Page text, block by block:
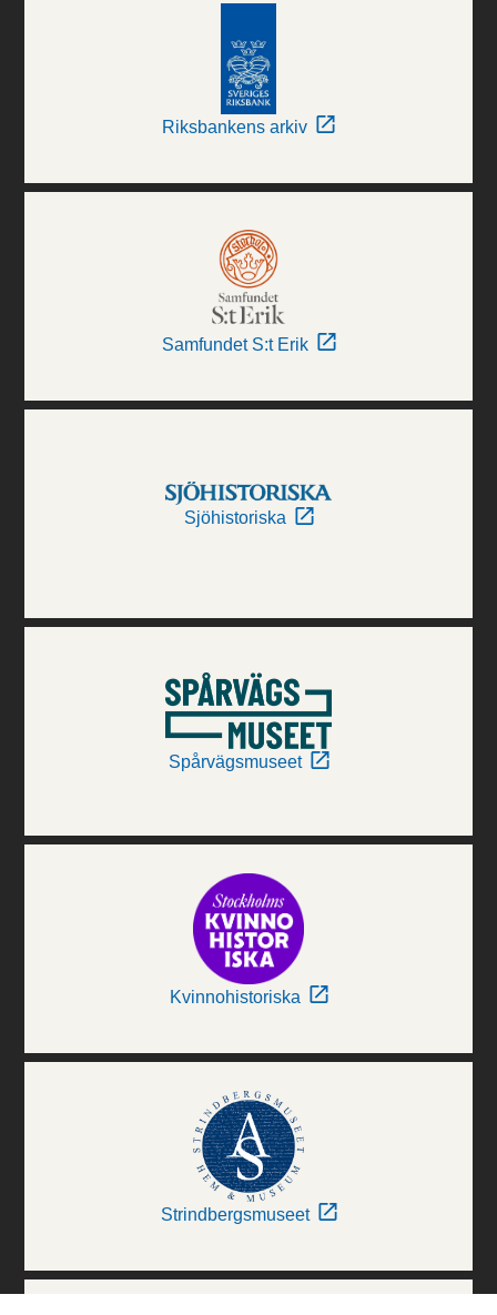
Riksbankens arkiv
Samfundet S:t Erik
Sjöhistoriska
Spårvägsmuseet
Kvinnohistoriska
Strindbergsmuseet